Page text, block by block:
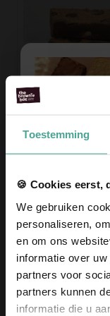
Toestemming
🍪 Cookies eerst,
We gebruiken
personaliseren,
en om ons
informatie over
partners voor
partners kunnen
informatie die u
Cappuccino
Voeg toe